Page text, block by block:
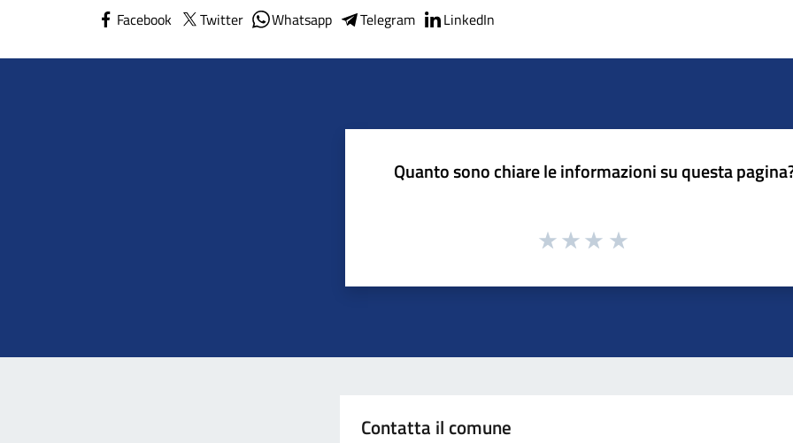
Facebook Twitter Whatsapp Telegram LinkedIn
Quanto sono chiare le informazioni su questa
Contatta il comune